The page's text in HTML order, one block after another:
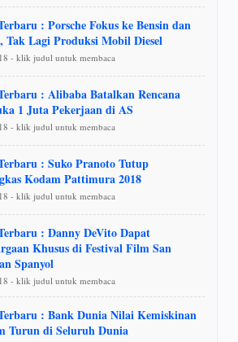
: Porsche Fokus ke Bensin dan
Tak Lagi Produksi Mobil Diesel
- klik judul untuk membaca
: Alibaba Batalkan Rencana
1 Juta Pekerjaan di AS
- klik judul untuk membaca
: Suko Pranoto Tutup
Kodam Pattimura 2018
- klik judul untuk membaca
: Danny DeVito Dapat
Khusus di Festival Film San
Spanyol
- klik judul untuk membaca
: Bank Dunia Nilai Kemiskinan
Turun di Seluruh Dunia